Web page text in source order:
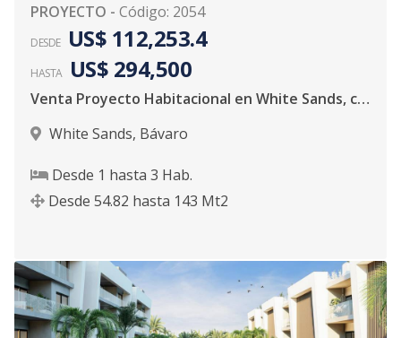
PROYECTO - Código: 2054
DESDE US$ 112,253.4
HASTA US$ 294,500
Venta Proyecto Habitacional en White Sands, cerca de playas de arenas blancas.
White Sands, Bávaro
Desde 1 hasta 3 Hab.
Desde 54.82 hasta 143 Mt2